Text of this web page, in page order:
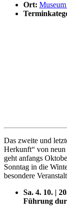
Ort:
Das zweite und
Herkunft“ von
geht anfangs
Sonntag in die
besondere
Sa. 4. 10. |
Führung